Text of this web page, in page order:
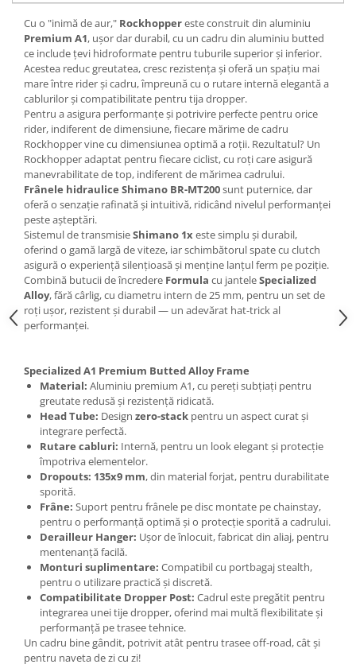
Manete combo
Piese manete
Manete schimbător
Manșoane și ghidolină
Ghidolină
Accesorii
Manșoane
Pedale
Pinioane
Pipe
Roți
Roți spate
Set roți
Accesorii roți
Roți față
Schimbătoare față
Schimbătoare spate
Piese schimbătoare
Tije sa
Tije telescopice
Coliere tije șa
Manete tije telescopice
Piese tije sa
Tije fixe
Tubeless și soluții anti-pană
Amortizoare spate
Arcuri
Groupset
Cu o "inimă de aur," Rockhoppereste construit din aluminiu
Premium A1, ușor dar durabil, cu un cadru din aluminiu butted
ce include țevi hidroformate pentru tuburile superior și inferior.
Acestea reduc greutatea, cresc rezistența și oferă un spațiu mai
mare între rider și cadru, împreună cu o rutare internă elegantă a
cablurilor și compatibilitate pentru tija dropper.
Pentru a asigura performanțe și potrivire perfecte pentru orice
rider, indiferent de dimensiune, fiecare mărime de cadru
Rockhopper vine cu dimensiunea optimă a roții. Rezultatul? Un
Rockhopper adaptat pentru fiecare ciclist, cu roți care asigură
manevrabilitate de top, indiferent de mărimea cadrului.
Frânele hidraulice Shimano BR-MT200sunt puternice, dar
oferă o senzație rafinată și intuitivă, ridicând nivelul performanței
peste așteptări.
Sistemul de transmisieShimano 1xeste simplu și durabil,
oferind o gamă largă de viteze, iar schimbătorul spate cu clutch
asigură o experiență silențioasă și menține lanțul ferm pe poziție.
Combină butucii de încredere Formula cu janteleSpecialized
Alloy, fără cârlig, cu diametru intern de 25 mm, pentru un set de
roți ușor, rezistent și durabil — un adevărat hat-trick al
performanței.
Specialized A1 Premium Butted Alloy Frame
Material: Aluminiu premium A1, cu pereți subțiați pentru
greutate redusă și rezistență ridicată.
Head Tube: Design zero-stack pentru un aspect curat și
integrare perfectă.
Rutare cabluri: Internă, pentru un look elegant și protecție
împotriva elementelor.
Dropouts: 135x9 mm, din material forjat, pentru durabilitate
sporită.
Frâne: Suport pentru frânele pe disc montate pe chainstay,
pentru o performanță optimă și o protecție sporită a cadrului.
Derailleur Hanger: Ușor de înlocuit, fabricat din aliaj, pentru
mentenanță facilă.
Monturi suplimentare: Compatibil cu portbagaj stealth,
pentru o utilizare practică și discretă.
Compatibilitate Dropper Post: Cadrul este pregătit pentru
integrarea unei tije dropper, oferind mai multă flexibilitate și
performanță pe trasee tehnice.
Un cadru bine gândit, potrivit atât pentru trasee off-road, cât și
pentru naveta de zi cu zi!